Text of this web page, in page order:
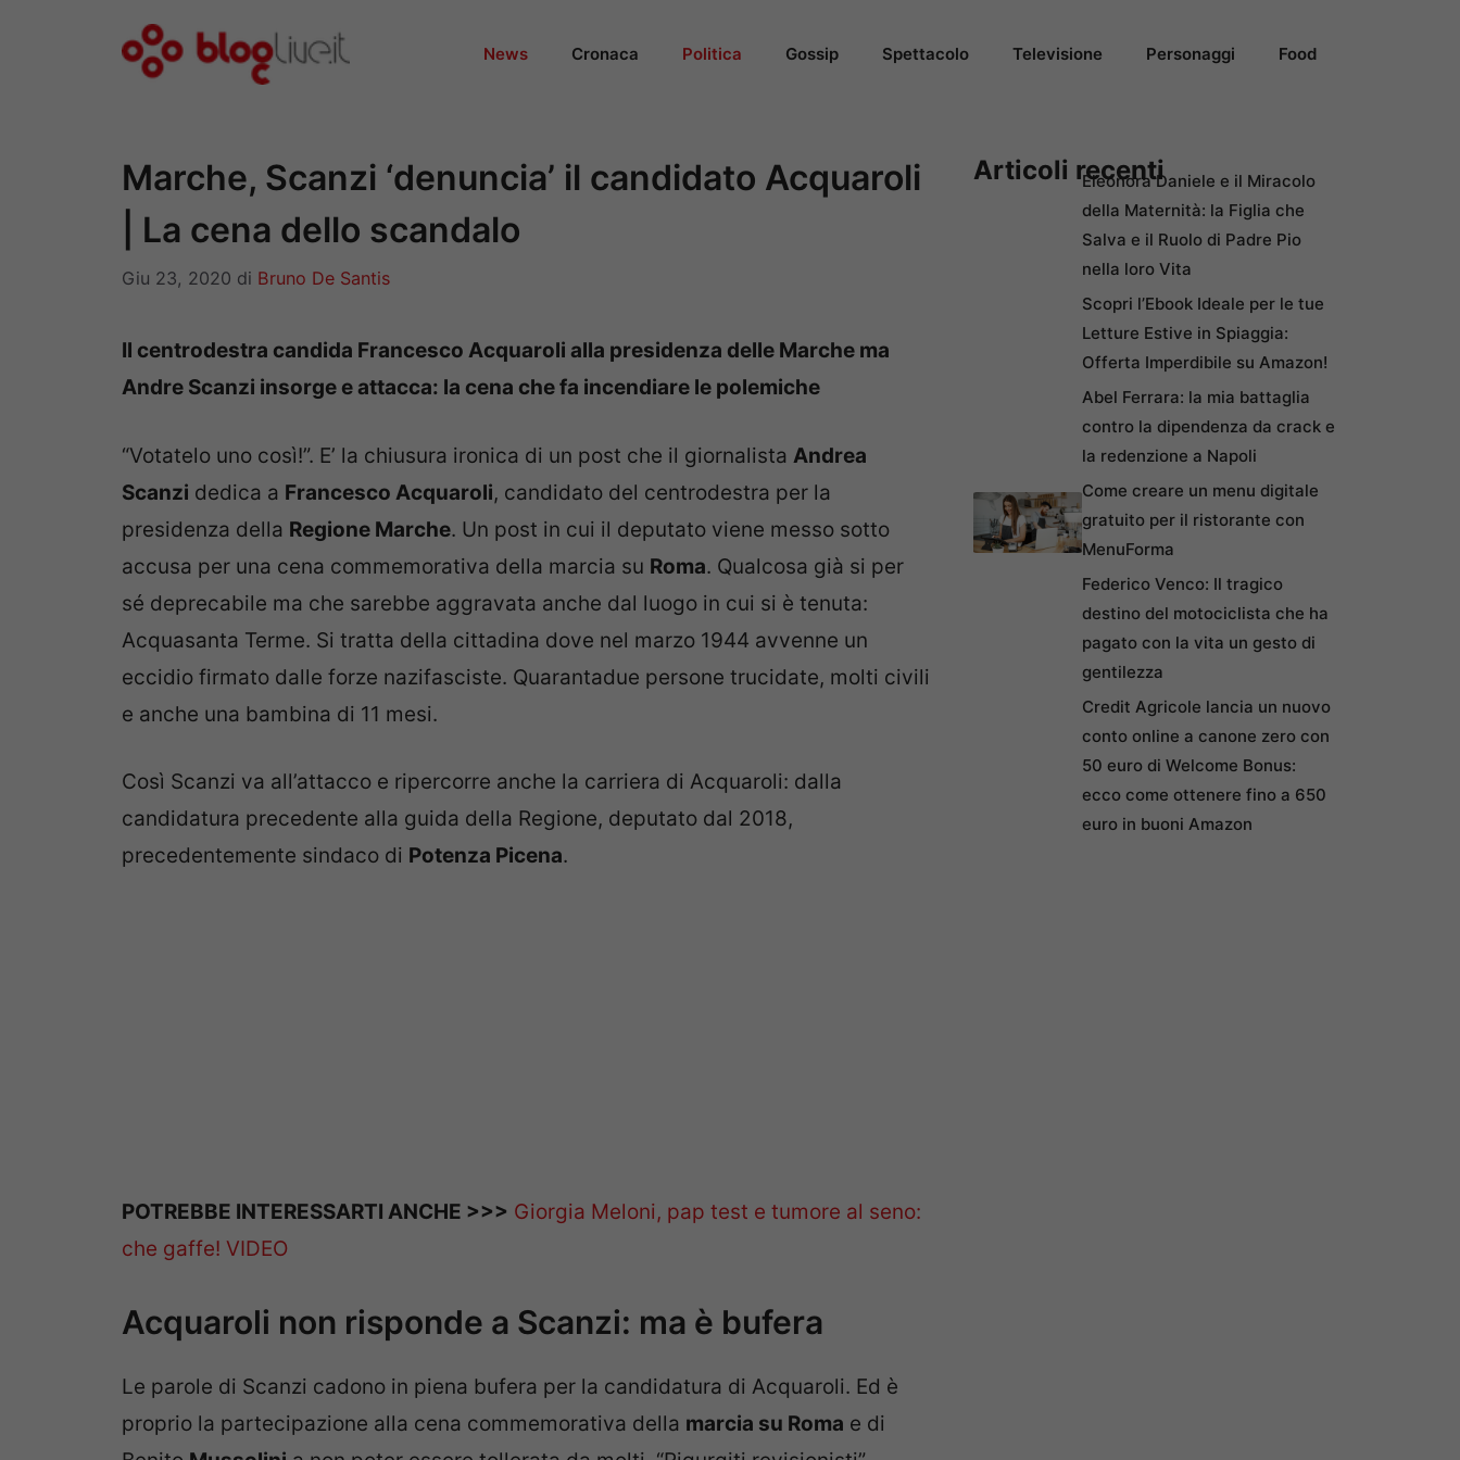
News Cronaca Politica Gossip Spettacolo Televisione Personaggi Food
Marche, Scanzi ‘denuncia’ il candidato Acquaroli
| La cena dello scandalo
Giu 23, 2020 di Bruno De Santis
Il centrodestra candida Francesco Acquaroli alla presidenza delle Marche ma
Andre Scanzi insorge e attacca: la cena che fa incendiare le polemiche
“Votatelo uno così!”. E’ la chiusura ironica di un post che il giornalista Andrea
Scanzi dedica a Francesco Acquaroli, candidato del centrodestra per la
presidenza della Regione Marche. Un post in cui il deputato viene messo sotto
accusa per una cena commemorativa della marcia su Roma. Qualcosa già si per
sé deprecabile ma che sarebbe aggravata anche dal luogo in cui si è tenuta:
Acquasanta Terme. Si tratta della cittadina dove nel marzo 1944 avvenne un
eccidio firmato dalle forze nazifasciste. Quarantadue persone trucidate, molti civili
e anche una bambina di 11 mesi.
Così Scanzi va all’attacco e ripercorre anche la carriera di Acquaroli: dalla
candidatura precedente alla guida della Regione, deputato dal 2018,
precedentemente sindaco di Potenza Picena.
POTREBBE INTERESSARTI ANCHE >>> Giorgia Meloni, pap test e tumore al seno:
che gaffe! VIDEO
Acquaroli non risponde a Scanzi: ma è bufera
Le parole di Scanzi cadono in piena bufera per la candidatura di Acquaroli. Ed è
proprio la partecipazione alla cena commemorativa della marcia su Roma e di
Articoli recentiEleonora Daniele e il Miracolo
della Maternità: la Figlia che
Salva e il Ruolo di Padre Pio
nella loro Vita
Scopri l’Ebook Ideale per le tue
Letture Estive in Spiaggia:
Offerta Imperdibile su Amazon!
Abel Ferrara: la mia battaglia
contro la dipendenza da crack e
la redenzione a Napoli
Come creare un menu digitale
gratuito per il ristorante con
MenuForma
Federico Venco: Il tragico
destino del motociclista che ha
pagato con la vita un gesto di
gentilezza
Credit Agricole lancia un nuovo
conto online a canone zero con
50 euro di Welcome Bonus:
ecco come ottenere fino a 650
euro in buoni Amazon